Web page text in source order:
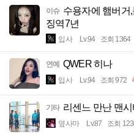
이슈 수용자에 햄버거
징역7년
입사 Lv.94 조회 1364
연예 QWER 히나
입사 Lv.94 조회 972
기타 리센느 만난 맨
옆사마 Lv.87 조회